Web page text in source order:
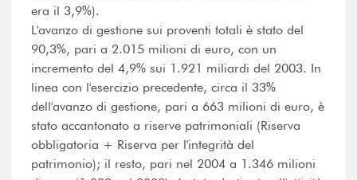
era il 3,9%).
L'avanzo di gestione sui proventi totali è stato del
90,3%, pari a 2.015 milioni di euro, con un
incremento del 4,9% sui 1.921 miliardi del 2003. In
linea con l'esercizio precedente, circa il 33%
dell'avanzo di gestione, pari a 663 milioni di euro, è
stato accantonato a riserve patrimoniali (Riserva
obbligatoria + Riserva per l'integrità del
patrimonio); il resto, pari nel 2004 a 1.346 milioni